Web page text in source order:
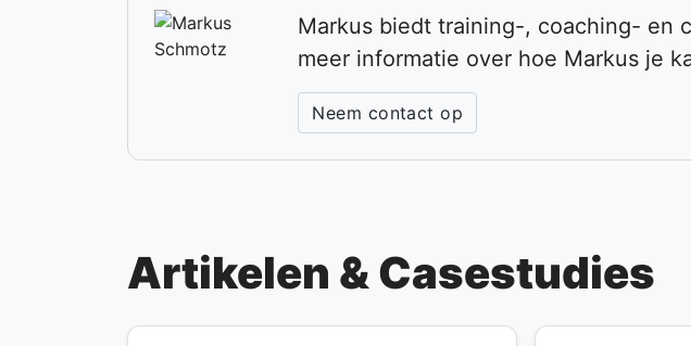
Markus biedt training-, coaching- en
meer informatie over hoe Markus je
Neem contact op
Artikelen & Casestudies